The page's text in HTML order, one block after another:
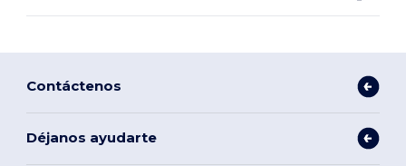
Contáctenos
Déjanos ayudarte